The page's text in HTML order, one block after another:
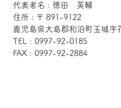
代表者名 : 德田 英輔
住所 : 〒 891-9122
鹿児島県大島郡和泊町玉城字
TEL : 0997-92-0185
FAX : 0997-92-2884